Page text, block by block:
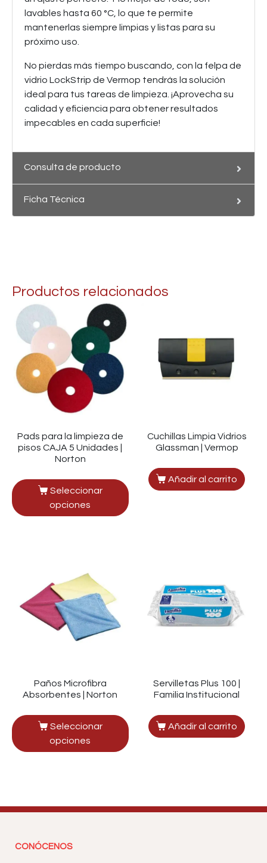
lavables hasta 60 °C, lo que te permite
mantenerlas siempre limpias y listas para su
próximo uso.
No pierdas más tiempo buscando, con la felpa de
vidrio LockStrip de Vermop tendrás la solución
ideal para tus tareas de limpieza. ¡Aprovecha su
calidad y eficiencia para obtener resultados
impecables en cada superficie!
Consulta de producto
Ficha Técnica
Productos relacionados
Pads para la limpieza de
pisos CAJA 5 Unidades |
Norton
Seleccionar
opciones
Cuchillas Limpia Vidrios
Glassman | Vermop
Añadir al carrito
Paños Microfibra
Absorbentes | Norton
Seleccionar
opciones
Servilletas Plus 100 |
Familia Institucional
Añadir al carrito
CONÓCENOS